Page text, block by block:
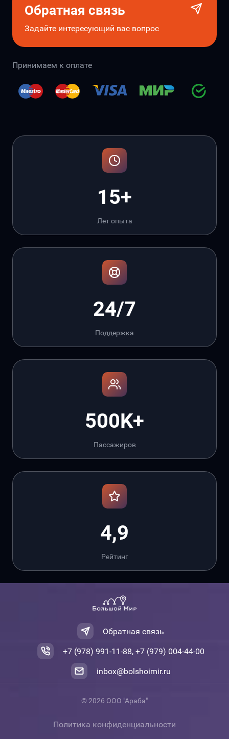
Обратная связь
Задайте интересующий вас вопрос
Принимаем к оплате
15+
Лет опыта
24/7
Поддержка
500K+
Пассажиров
4,9
Рейтинг
Обратная связь
+7 (978) 991-11-88, +7 (979) 004-44-00
inbox@bolshoimir.ru
© 2026 ООО "Араба"
Политика конфиденциальности